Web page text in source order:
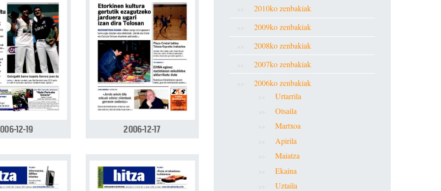
12-19 2006-12-17
2010ko zenbakiak
2009ko zenbakiak
2008ko zenbakiak
2007ko zenbakiak
2006ko zenbakiak
Urtarrila
Otsaila
Martxoa
Apirila
Maiatza
Ekaina
Uztaila